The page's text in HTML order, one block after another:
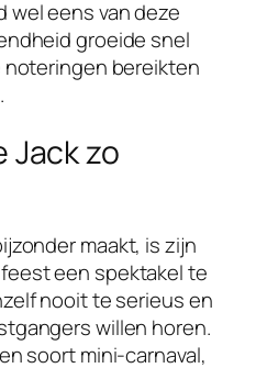
wel eens van deze
groeide snel
bereikten
Jack zo
maakt, is zijn
een spektakel te
nooit te serieus en
willen horen.
soort mini-carnaval,